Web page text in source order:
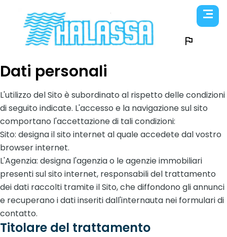
Dati personali
L'utilizzo del Sito è subordinato al rispetto delle condizioni
di seguito indicate. L'accesso e la navigazione sul sito
comportano l'accettazione di tali condizioni:
Sito: designa il sito internet al quale accedete dal vostro
browser internet.
L'Agenzia: designa l'agenzia o le agenzie immobiliari
presenti sul sito internet, responsabili del trattamento
dei dati raccolti tramite il Sito, che diffondono gli annunci
e recuperano i dati inseriti dall'internauta nei formulari di
contatto.
Titolare del trattamento